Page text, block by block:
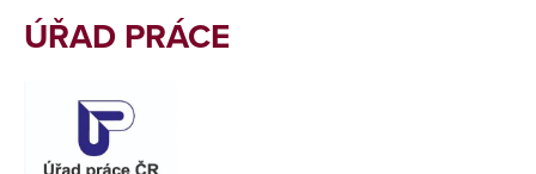
ÚŘAD PRÁCE